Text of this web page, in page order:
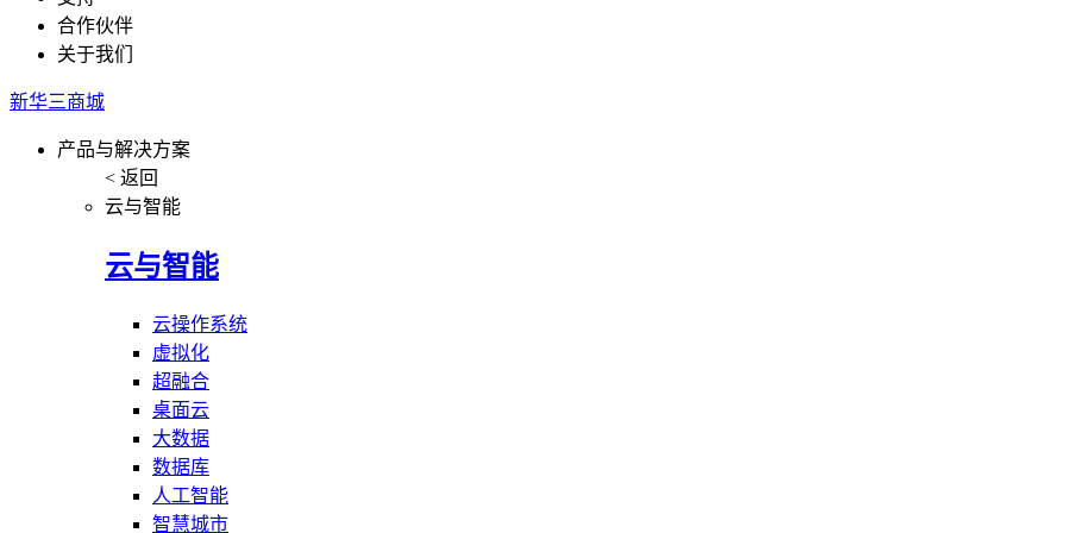
合作伙伴
关于我们
新华三商城
产品与解决方案
< 返回
云与智能
云与智能
云操作系统
虚拟化
超融合
桌面云
大数据
数据库
人工智能
智慧城市